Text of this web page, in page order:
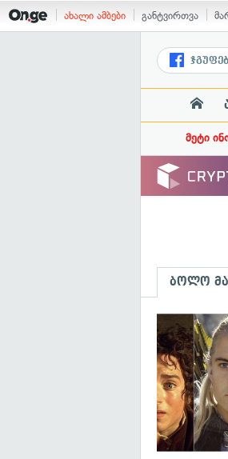
ახალი ამბები განტვირთვა
მეტი
ბოლო